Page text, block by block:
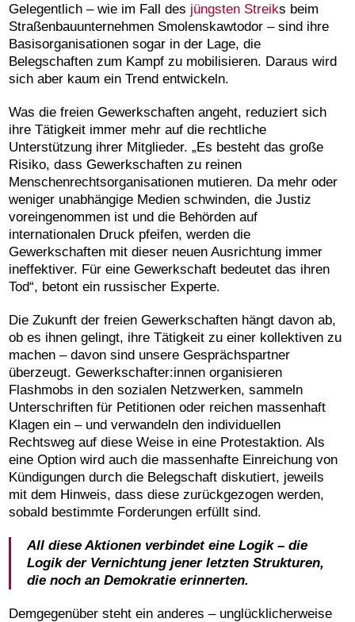
Gelegentlich – wie im Fall des jüngsten Streiks beim
Straßenbauunternehmen Smolenskawtodor – sind ihre
Basisorganisationen sogar in der Lage, die
Belegschaften zum Kampf zu mobilisieren. Daraus wird
sich aber kaum ein Trend entwickeln.
Was die freien Gewerkschaften angeht, reduziert sich
ihre Tätigkeit immer mehr auf die rechtliche
Unterstützung ihrer Mitglieder. „Es besteht das große
Risiko, dass Gewerkschaften zu reinen
Menschenrechtsorganisationen mutieren. Da mehr oder
weniger unabhängige Medien schwinden, die Justiz
voreingenommen ist und die Behörden auf
internationalen Druck pfeifen, werden die
Gewerkschaften mit dieser neuen Ausrichtung immer
ineffektiver. Für eine Gewerkschaft bedeutet das ihren
Tod“, betont ein russischer Experte.
Die Zukunft der freien Gewerkschaften hängt davon ab,
ob es ihnen gelingt, ihre Tätigkeit zu einer kollektiven zu
machen – davon sind unsere Gesprächspartner
überzeugt. Gewerkschafter:innen organisieren
Flashmobs in den sozialen Netzwerken, sammeln
Unterschriften für Petitionen oder reichen massenhaft
Klagen ein – und verwandeln den individuellen
Rechtsweg auf diese Weise in eine Protestaktion. Als
eine Option wird auch die massenhafte Einreichung von
Kündigungen durch die Belegschaft diskutiert, jeweils
mit dem Hinweis, dass diese zurückgezogen werden,
sobald bestimmte Forderungen erfüllt sind.
All diese Aktionen verbindet eine Logik – die
Logik der Vernichtung jener letzten Strukturen,
die noch an Demokratie erinnerten.
Demgegenüber steht ein anderes – unglücklicherweise